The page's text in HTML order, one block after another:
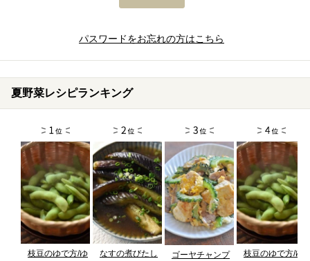
パスワードをお忘れの方はこちら
夏野菜レシピランキング
枝豆のゆで方/ゆ
なすの煮びたし
ゴーヤチャンプ
枝豆のゆで方/ゆ